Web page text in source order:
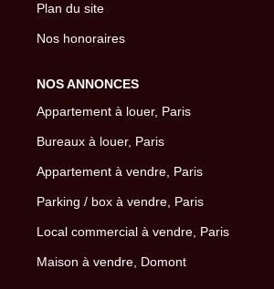
Plan du site
Nos honoraires
NOS ANNONCES
Appartement à louer, Paris
Bureaux à louer, Paris
Appartement à vendre, Paris
Parking / box à vendre, Paris
Local commercial à vendre, Paris
Maison à vendre, Domont